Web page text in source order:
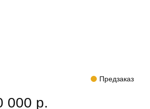
Предзаказ
000 р.